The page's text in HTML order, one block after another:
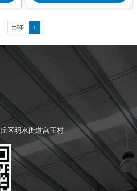
共6条 1
区明水街道宫王村